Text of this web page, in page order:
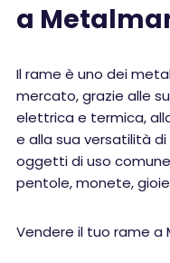
a
Il rame è uno dei
mercato, grazie alle
elettrica e termica,
e alla sua versatilità
oggetti di uso
pentole, monete,
Vendere il tuo rame